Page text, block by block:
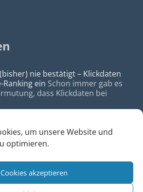
um unsere Website und
optimieren.
Cookies akzeptieren
nie bestätigt – Klickdaten
ein Schon immer gab es
dass Klickdaten bei